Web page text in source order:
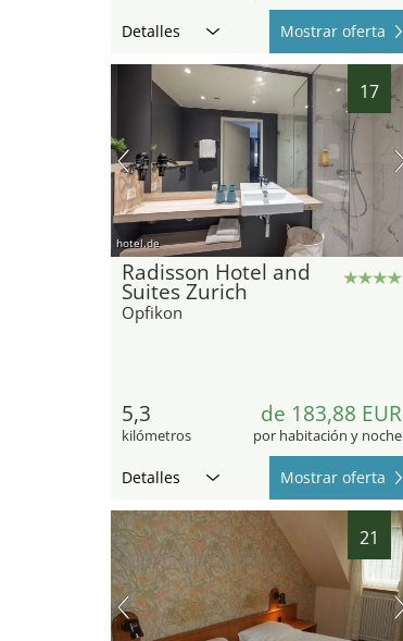
Detalles Mostrar oferta
17
hotel.de
Radisson Hotel and
Suites Zurich
Opfikon
5,3
kilómetros
de 183,88 EUR
por habitación y noche
Detalles Mostrar oferta
21